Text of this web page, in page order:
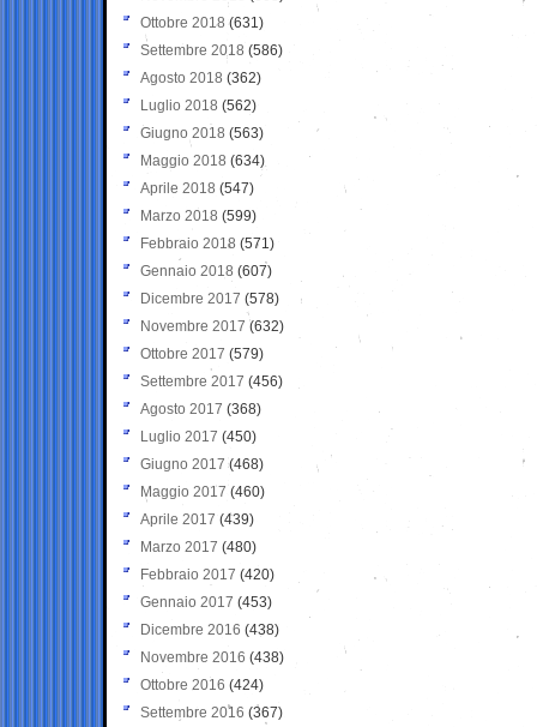
Ottobre 2018 (631)
Settembre 2018 (586)
Agosto 2018 (362)
Luglio 2018 (562)
Giugno 2018 (563)
Maggio 2018 (634)
Aprile 2018 (547)
Marzo 2018 (599)
Febbraio 2018 (571)
Gennaio 2018 (607)
Dicembre 2017 (578)
Novembre 2017 (632)
Ottobre 2017 (579)
Settembre 2017 (456)
Agosto 2017 (368)
Luglio 2017 (450)
Giugno 2017 (468)
Maggio 2017 (460)
Aprile 2017 (439)
Marzo 2017 (480)
Febbraio 2017 (420)
Gennaio 2017 (453)
Dicembre 2016 (438)
Novembre 2016 (438)
Ottobre 2016 (424)
Settembre 2016 (367)